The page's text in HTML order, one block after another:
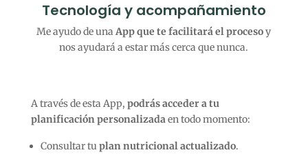
Tecnología y acompañamiento
Me ayudo de unaApp que te facilitará el procesoy
nos ayudará a estar más cerca que nunca.
A través de esta App, podrás acceder a tu
planificación personalizadaen todo momento:
Consultar tu plan nutricional actualizado.